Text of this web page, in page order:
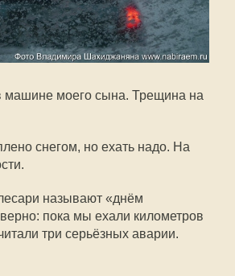
машине моего сына. Трещина на
снегом, но ехать надо. На
называют «днём
пока мы ехали километров
три серьёзных аварии.